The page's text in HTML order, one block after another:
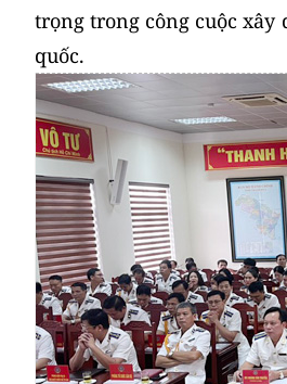
trọng trong công cuộc xây
quốc.